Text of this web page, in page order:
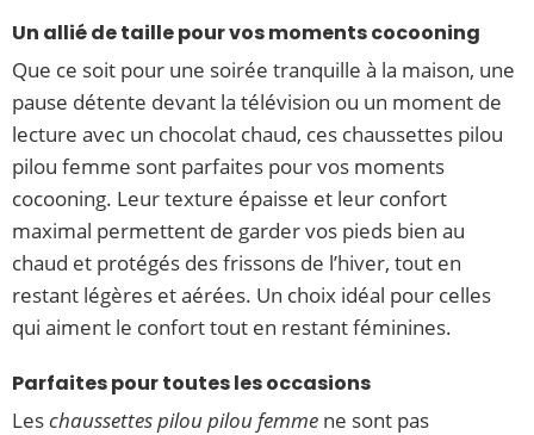
Un allié de taille pour vos moments cocooning
Que ce soit pour une soirée tranquille à la maison, une
pause détente devant la télévision ou un moment de
lecture avec un chocolat chaud, ces chaussettes pilou
pilou femme sont parfaites pour vos moments
cocooning. Leur texture épaisse et leur confort
maximal permettent de garder vos pieds bien au
chaud et protégés des frissons de l’hiver, tout en
restant légères et aérées. Un choix idéal pour celles
qui aiment le confort tout en restant féminines.
Parfaites pour toutes les occasions
Leschaussettes pilou pilou femme ne sont pas